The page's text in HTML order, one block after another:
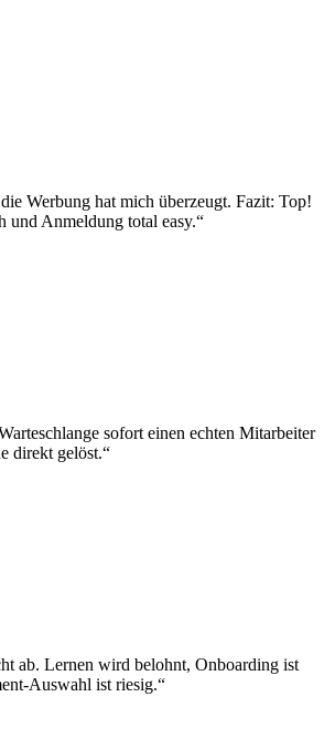
Werbung hat mich überzeugt. Fazit: Top!
und Anmeldung total easy.“
sofort einen echten Mitarbeiter
direkt gelöst.“
ab. Lernen wird belohnt, Onboarding ist
Auswahl ist riesig.“